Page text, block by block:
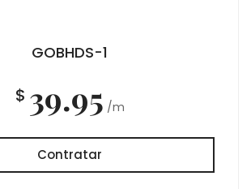
GOBHDS-1
$ 39.95 /m
Contratar